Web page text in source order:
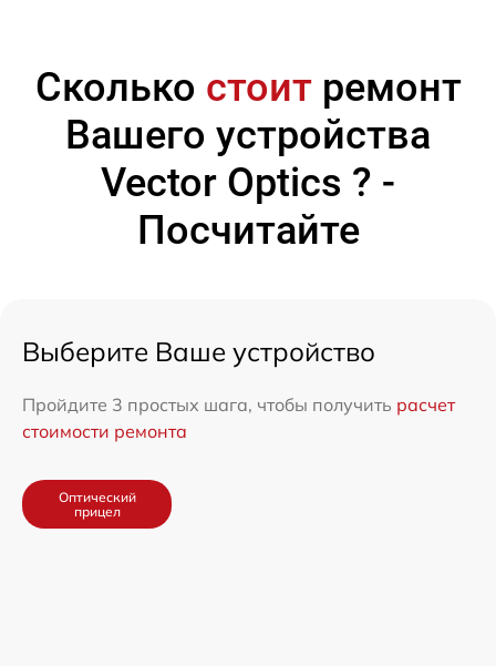
Сколько стоитремонт
Вашего устройства
Vector Optics ? -
Посчитайте
Выберите Ваше устройство
Пройдите 3 простых шага, чтобы получить расчет
стоимости ремонта
Оптический
прицел